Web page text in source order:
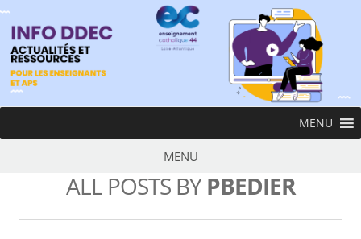
Skip
to
content
InfoDDEC
Ens
MENU
MENU
ALL POSTS BYPBEDIER